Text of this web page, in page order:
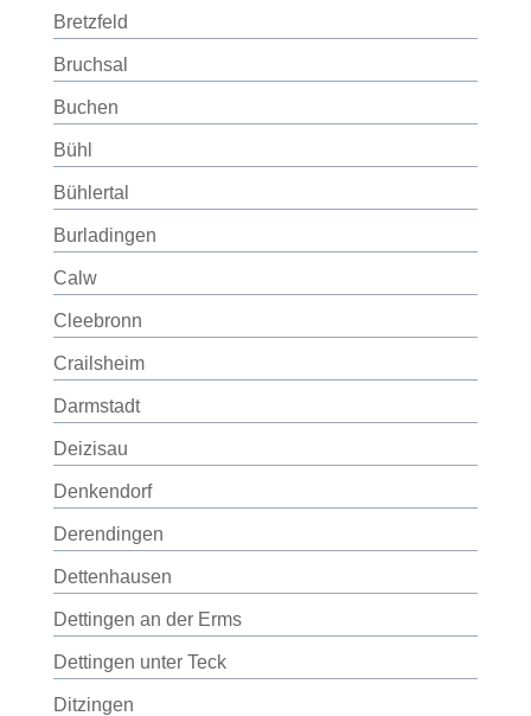
Bretzfeld
Bruchsal
Buchen
Bühl
Bühlertal
Burladingen
Calw
Cleebronn
Crailsheim
Darmstadt
Deizisau
Denkendorf
Derendingen
Dettenhausen
Dettingen an der Erms
Dettingen unter Teck
Ditzingen